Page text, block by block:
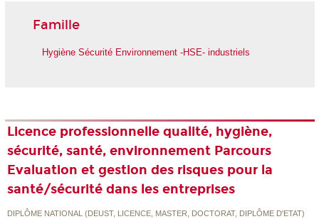
Famille
Hygiène Sécurité Environnement -HSE- industriels
Licence professionnelle qualité, hygiène,
sécurité, santé, environnement Parcours
Evaluation et gestion des risques pour la
santé/sécurité dans les entreprises
DIPLÔME NATIONAL (DEUST, LICENCE, MASTER, DOCTORAT, DIPLÔME D'ETAT)